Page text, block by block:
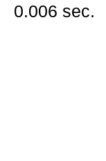
0.006 sec.